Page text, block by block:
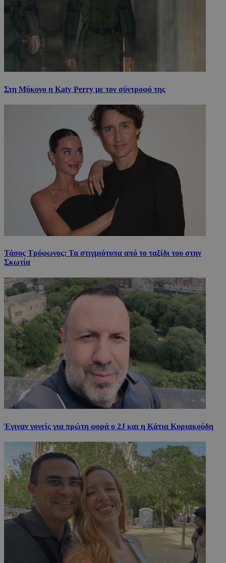
Στη Μύκονο η Katy Perry με τον σύντροφό της
Τάσος Τρύφωνος: Τα στιγμιότυπα από το ταξίδι του στην
Σκωτία
Έγιναν γονείς για πρώτη φορά ο 2J και η Κάτια Κυριακούδη